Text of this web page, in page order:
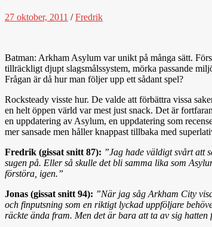
27 oktober, 2011 /Fredrik
Batman: Arkham Asylum var unikt på många sätt.
tillräckligt djupt slagsmålssystem, mörka passande
Frågan är då hur man följer upp ett sådant spel?
Rocksteady visste hur. De valde att förbättra vissa
en helt öppen värld var mest just snack. Det är
en uppdatering av Asylum, en uppdatering som
mer sansade men håller knappast tillbaka med
Fredrik (gissat snitt 87): ”Jag hade väldigt svårt att
sugen på. Eller så skulle det bli samma lika som
förstöra, igen.”
Jonas (gissat snitt 94): ”När jag såg Arkham City
och finputsning som en riktigt lyckad uppföljare
räckte ända fram. Men det är bara att ta av sig